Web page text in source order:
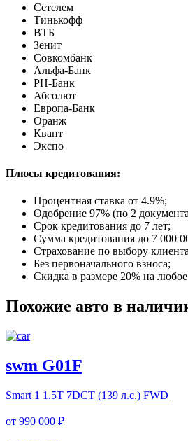
Сетелем
Тинькофф
ВТБ
Зенит
Совкомбанк
Альфа-Банк
РН-Банк
Абсолют
Европа-Банк
Оранж
Квант
Экспо
Плюсы кредитования:
Процентная ставка от 4.9%;
Одобрение 97% (по 2
Срок кредитования до 7 лет;
Сумма кредитования до 7 000
Страхование по выбору
Без первоначального взноса;
Скидка в размере 20% на любое
Похожие авто в
swm G01F
Smart 1 1.5T 7DCT (139 л.с.) FWD
от 990 000 ₽